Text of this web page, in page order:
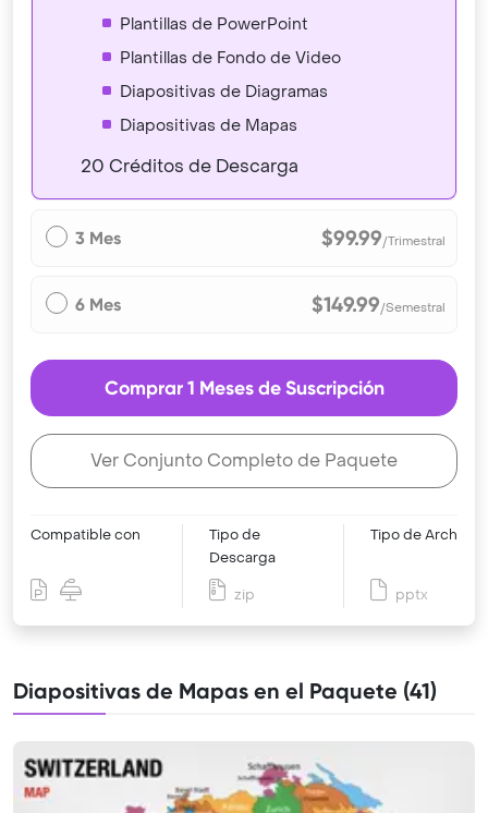
Plantillas de PowerPoint
Plantillas de Fondo de Video
Diapositivas de Diagramas
Diapositivas de Mapas
20 Créditos de Descarga
3 Mes $99.99/Trimestral
6 Mes $149.99/Semestral
Comprar 1 Meses de Suscripción
Ver Conjunto Completo de Paquete
Compatible con
Tipo de
Descarga
zip
Tipo de Archivo
pptx
Diapositivas de Mapas en el Paquete (41)